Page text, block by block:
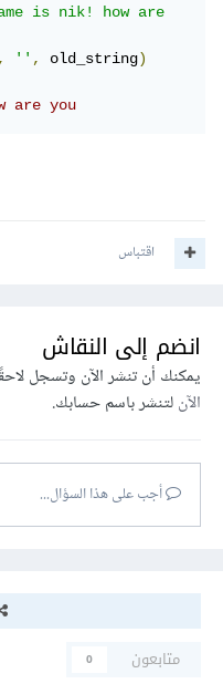
is nik! how are
, '', old_string)
are you
اقتباس
انضم إلى النقاش
يمكنك أن تنشر الآن وتسجل
الآنلتنشر باسم حسابك.
أجب على هذا السؤال...
متابعون
0